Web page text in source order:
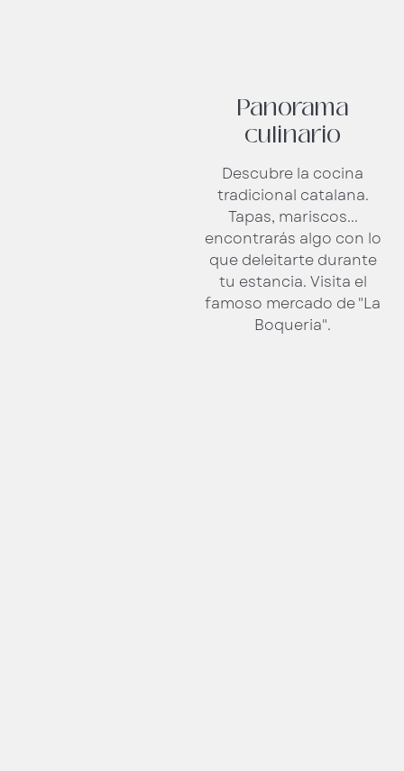
Panorama
culinario
Descubre la cocina
tradicional catalana.
Tapas, mariscos...
encontrarás algo con lo
que deleitarte durante
tu estancia. Visita el
famoso mercado de "La
Boqueria".